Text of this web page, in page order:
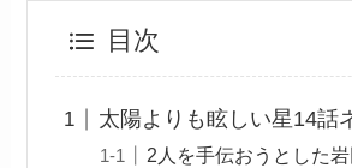
目次
太陽よりも眩しい星14話
2人を手伝おうとした岩